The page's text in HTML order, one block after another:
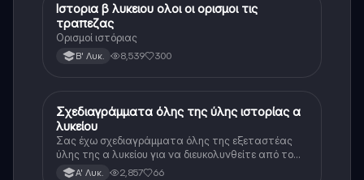
Ιστορία
Ιστορια β λυκειου ολοι οι ορισμοι τις
τραπεζας
Ορισμοί ιστόριας
Β' Λυκ. 8,539 300
Ιστορία
Σχεδιαγράμματα όλης της ύλης ιστορίας α
λυκείου
Σας έχω σχεδιαγράμματα όλης της εξεταστέας
ύλης της α λυκείου για να διευκολυνθείτε από το
τεράστιο βάρος του βιβλίου
Α' Λυκ. 2,857 66